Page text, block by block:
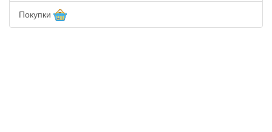
Покупки